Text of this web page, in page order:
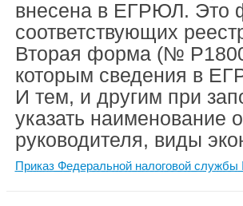
внесена в ЕГРЮЛ. Это
соответствующих
Вторая форма (№
которым сведения в
И тем, и другим при
указать наименование
руководителя, виды
Приказ Федеральной налоговой